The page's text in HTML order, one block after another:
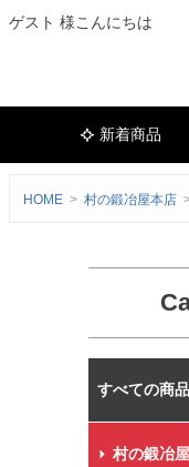
ゲスト 様こんにちは
新着商品
HOME 村の鍛冶屋本店
村の鍛冶屋本
村の鍛冶